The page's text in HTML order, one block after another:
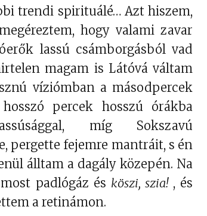
trendi spirituálé… Azt hiszem,
hogy valami zavar
lassú csámborgásból vad
magam is Látóvá váltam
víziómban a másodpercek
percek hosszú órákba
míg Sokszavú
pergette fejemre mantráit, s én
álltam a dagály közepén. Na
padlógáz és köszi, szia!, és
a retinámon.